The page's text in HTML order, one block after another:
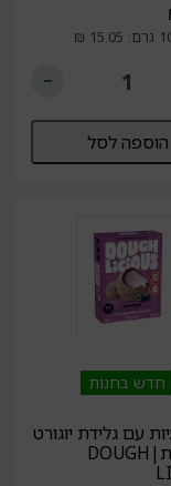
הוספה לסל
חדש בחנות
עם גלידת יוגורט
אוכמניות|DOUGH